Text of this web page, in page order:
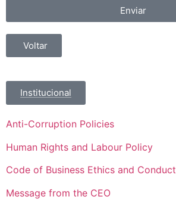
Enviar
Voltar
Institucional
Anti-Corruption Policies
Human Rights and Labour Policy
Code of Business Ethics and Conduct
Message from the CEO